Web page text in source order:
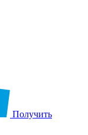
Получить